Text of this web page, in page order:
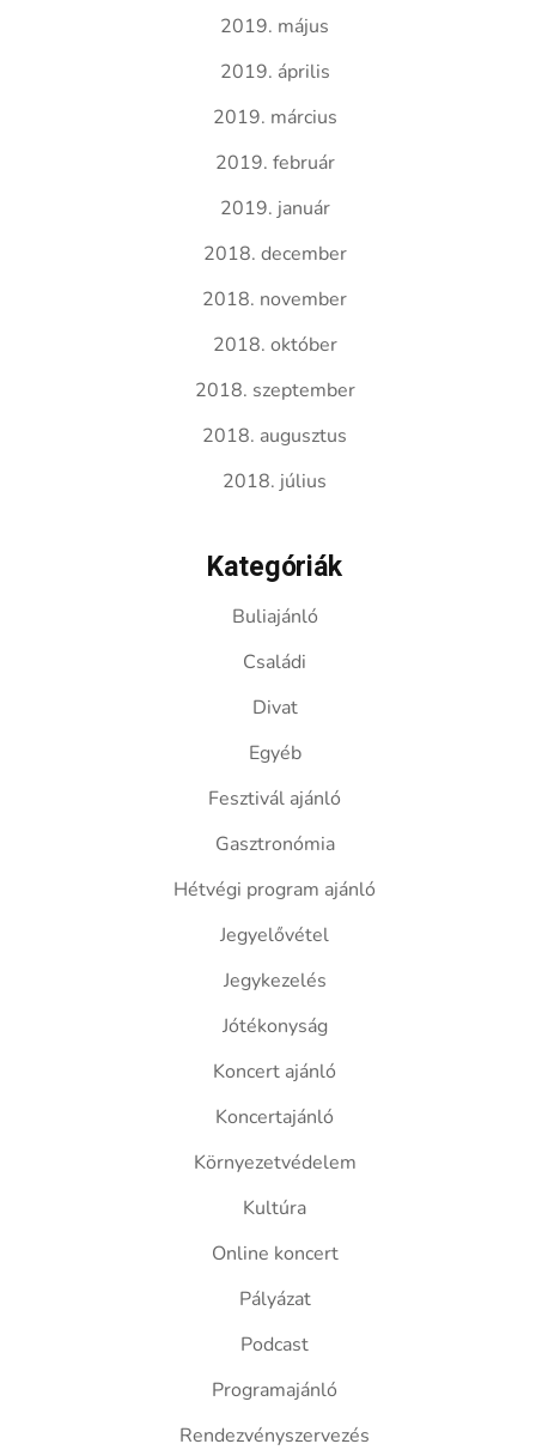
2019. május
2019. április
2019. március
2019. február
2019. január
2018. december
2018. november
2018. október
2018. szeptember
2018. augusztus
2018. július
Kategóriák
Buliajánló
Családi
Divat
Egyéb
Fesztivál ajánló
Gasztronómia
Hétvégi program ajánló
Jegyelővétel
Jegykezelés
Jótékonyság
Koncert ajánló
Koncertajánló
Környezetvédelem
Kultúra
Online koncert
Pályázat
Podcast
Programajánló
Rendezvényszervezés